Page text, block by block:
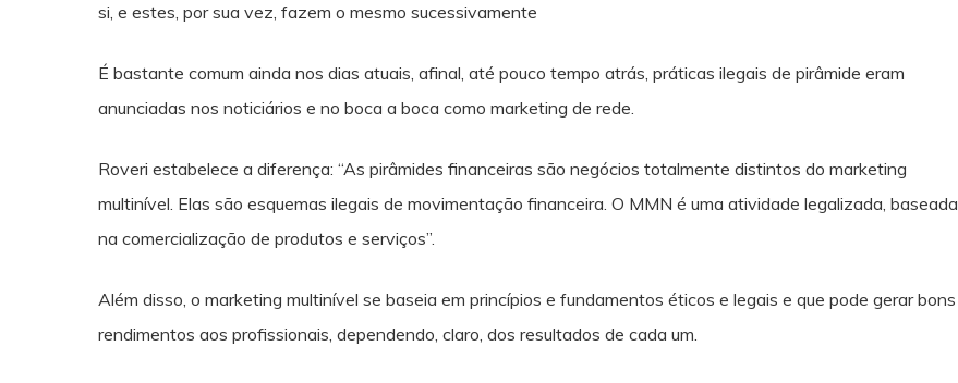
si, e estes, por sua vez, fazem o mesmo sucessivamente
É bastante comum ainda nos dias atuais, afinal, até pouco tempo atrás, práticas ilegais de pirâmide eram
anunciadas nos noticiários e no boca a boca como marketing de rede.
Roveri estabelece a diferença: “As pirâmides financeiras são negócios totalmente distintos do marketing
multinível. Elas são esquemas ilegais de movimentação financeira. O MMN é uma atividade legalizada, baseada
na comercialização de produtos e serviços”.
Além disso, o marketing multinível se baseia em princípios e fundamentos éticos e legais e que pode gerar bons
rendimentos aos profissionais, dependendo, claro, dos resultados de cada um.